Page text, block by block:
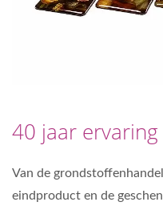
40 jaar
Van de
eindproduct en de